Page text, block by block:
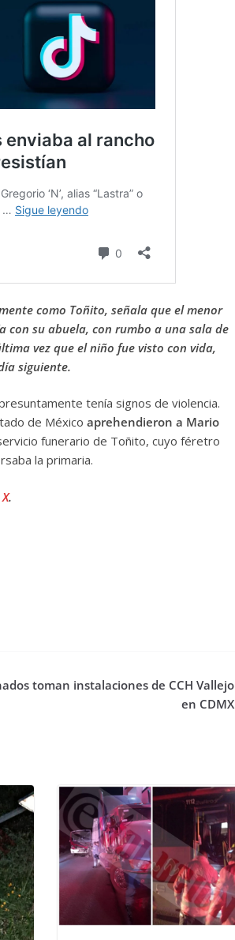
como Toñito, señala que el menor
con su abuela, con rumbo a una sala de
vez que el niño fue visto con vida,
siguiente.
tenía signos de violencia.
de México aprehendieron a Mario
funerario de Toñito, cuyo féretro
la primaria.
X.
toman instalaciones de CCH Vallejo
en CDMX